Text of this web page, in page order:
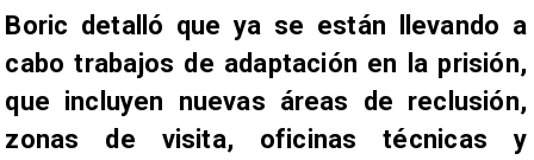
Boric detalló que ya se están llevando a
cabo trabajos de adaptación en la prisión,
que incluyen nuevas áreas de reclusión,
zonas de visita, oficinas técnicas y